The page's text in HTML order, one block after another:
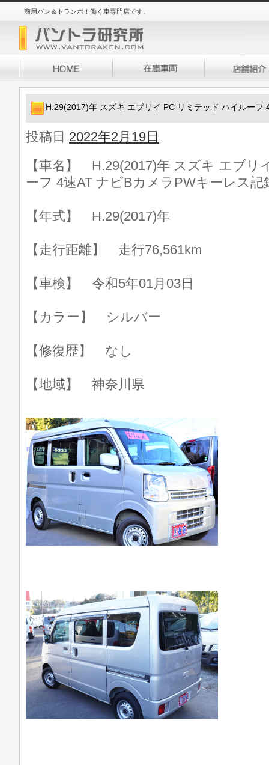
商用バン＆トランポ！働く車専門店です。
H.29(2017)年 スズキ エブリイ PC リミテッド ハイルーフ
投稿日 2022年2月19日
【車名】 H.29(2017)年 スズキ エブリ
ーフ 4速AT ナビBカメラPWキーレス記
【年式】 H.29(2017)年
【走行距離】 走行76,561km
【車検】 令和5年01月03日
【カラー】 シルバー
【修復歴】 なし
【地域】 神奈川県